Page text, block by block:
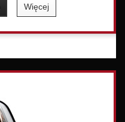
Więcej